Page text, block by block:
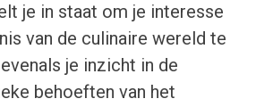
je in staat om je interesse
van de culinaire wereld te
je inzicht in de
behoeften van het